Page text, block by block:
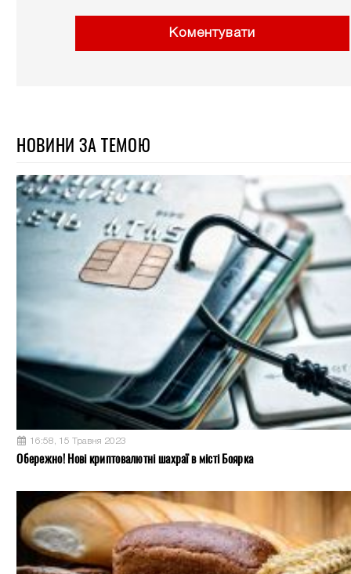
Коментувати
НОВИНИ ЗА ТЕМОЮ
16:58, 15 Травня 2023
Обережно! Нові криптовалютні шахраї в місті Боярка